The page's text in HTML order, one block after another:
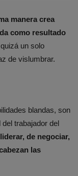
manera crea
como resultado
un solo
de vislumbrar.
blandas, son
trabajador del
de negociar,
las